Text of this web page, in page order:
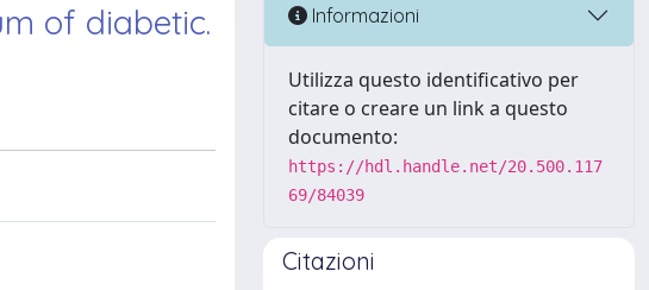
of diabetic. Informazioni
Utilizza questo identificativo per
citare o creare un link a questo
documento:
https://hdl.handle.net/20.500.117
69/84039
Citazioni